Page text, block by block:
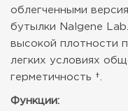
облегченными
бутылки Nalgene
высокой плотности
легких условиях
герметичность †.
Функции: